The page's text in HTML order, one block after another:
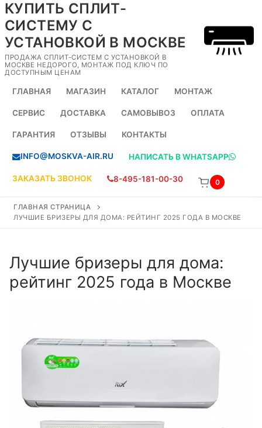
Перейти
содержимому
КУПИТЬ СПЛИТ-
СИСТЕМУ С
УСТАНОВКОЙ В МОСКВЕ
ПРОДАЖА СПЛИТ-СИСТЕМ С УСТАНОВКОЙ В
МОСКВЕ НЕДОРОГО, МОНТАЖ ПОД КЛЮЧ ПО
ДОСТУПНЫМ ЦЕНАМ
ГЛАВНАЯ МАГАЗИН КАТАЛОГ МОНТАЖ
СЕРВИС ДОСТАВКА САМОВЫВОЗ ОПЛАТА
ГАРАНТИЯ ОТЗЫВЫ КОНТАКТЫ
INFO@MOSKVA-AIR.RU НАПИСАТЬ В WHATSAPP
ЗАКАЗАТЬ ЗВОНОК 8-495-181-00-30 0
ГЛАВНАЯ СТРАНИЦА
ЛУЧШИЕ БРИЗЕРЫ ДЛЯ ДОМА: РЕЙТИНГ 2025 ГОДА В МОСКВЕ
Лучшие бризеры для дома:
рейтинг 2025 года в Москве